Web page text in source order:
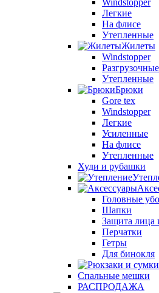
Windstopper
Легкие
На флисе
Утепленные
Жилеты
Windstopper
Разгрузочные
Утепленные
Брюки
Gore tex
Windstopper
Легкие
Усиленные
На флисе
Утепленные
Худи и рубашки
Головные
Шапки
Защита лица
Перчатки
Гетры
Для бинокля
Спальные мешки
РАСПРОДАЖА